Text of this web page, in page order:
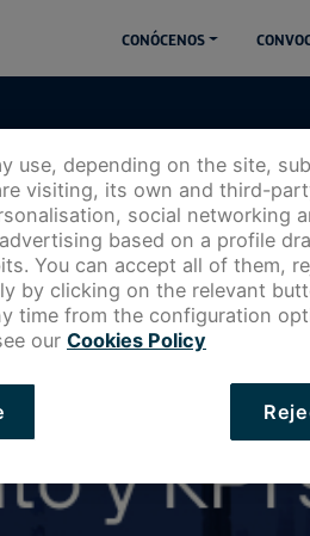
CONÓCENOS
use, depending on the site,
visiting, its own and third-
social networking
based on a profile
You can accept all of them,
by clicking on the relevant
time from the configuration
our Cookies Policy